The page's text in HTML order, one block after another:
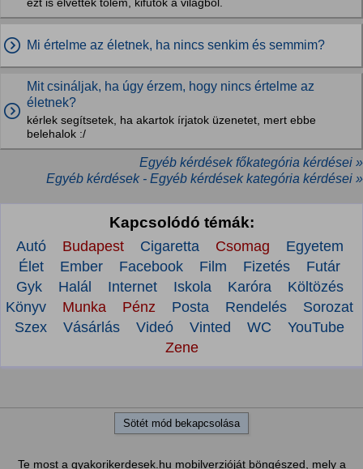
ezt is elvették tőlem, kifutok a világból.
Mi értelme az életnek, ha nincs senkim és semmim?
Mit csináljak, ha úgy érzem, hogy nincs értelme az
életnek?
kérlek segítsetek, ha akartok írjatok üzenetet, mert ebbe
belehalok :/
Egyéb kérdések főkategória kérdései »
Egyéb kérdések - Egyéb kérdések kategória kérdései »
Kapcsolódó témák:
Autó Budapest Cigaretta Csomag
Egyetem
Élet
Ember Facebook Film Fizetés
Futár
Gyk
Halál Internet Iskola Karóra
Költözés
Könyv
Munka Pénz Posta Rendelés
Sorozat
Szex
Vásárlás Videó Vinted WC
YouTube
Zene
Sötét mód bekapcsolása
Te most a gyakorikerdesek.hu mobilverzióját böngészed, mely a